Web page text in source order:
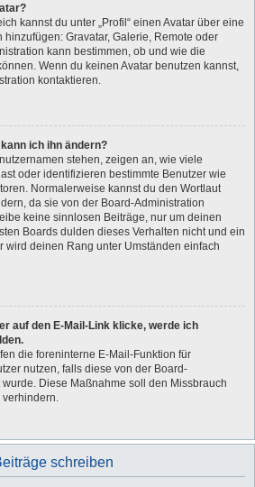
kannst du unter „Profil“ einen Avatar über eine
Gravatar, Galerie, Remote oder
kann bestimmen, ob und wie die
Wenn du keinen Avatar benutzen kannst,
kontaktieren.
ich ihn ändern?
stehen, zeigen an, wie viele
oder identifizieren bestimmte Benutzer wie
Normalerweise kannst du den Wortlaut
da sie von der Board-Administration
keine sinnlosen Beiträge, nur um deinen
Boards dulden dieses Verhalten nicht und ein
wird deinen Rang unter Umständen einfach
auf den E-Mail-Link klicke, werde ich
die foreninterne E-Mail-Funktion für
nutzen, falls diese von der Board-
Diese Maßnahme soll den Missbrauch
verhindern.
schreiben